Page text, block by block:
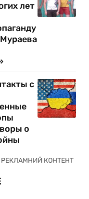
лет
с
о